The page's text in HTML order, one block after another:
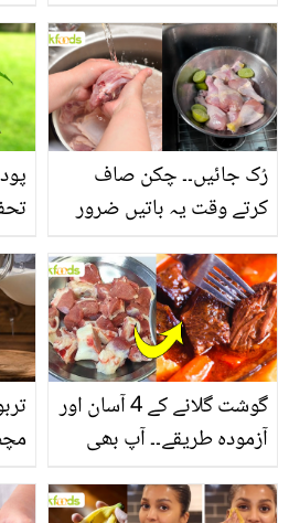
بنانے کے چند قدرتی طریقے
رُک جائیں۔۔ چکن صاف
کرتے وقت یہ باتیں ضرور
گوشت گلانے کے 4 آسان اور
آزمودہ طریقے۔۔ آپ بھی
بتائے راز